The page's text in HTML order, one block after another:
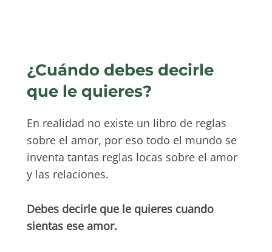
¿Cuándo debes decirle
que le quieres?
En realidad no existe un libro de reglas
sobre el amor, por eso todo el mundo se
inventa tantas reglas locas sobre el amor
y las relaciones.
Debes decirle que le quieres cuando
sientas ese amor.